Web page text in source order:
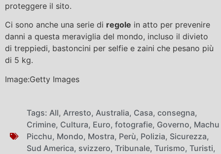
proteggere il sito.
Ci sono anche una serie di regole in atto per prevenire
danni a questa meraviglia del mondo, incluso il divieto
di treppiedi, bastoncini per selfie e zaini che pesano più
di 5 kg.
Image:Getty Images
Tags: All, Arresto, Australia, Casa, consegna,
Crimine, Cultura, Euro, fotografie, Governo, Machu
Picchu, Mondo, Mostra, Perù, Polizia, Sicurezza,
Sud America, svizzero, Tribunale, Turismo, Turisti,